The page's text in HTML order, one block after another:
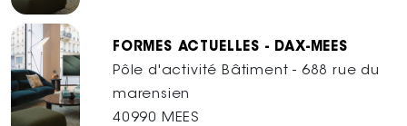
FORMES ACTUELLES - DAX-MEES
Pôle d'activité Bâtiment - 688 rue du
marensien
40990 MEES